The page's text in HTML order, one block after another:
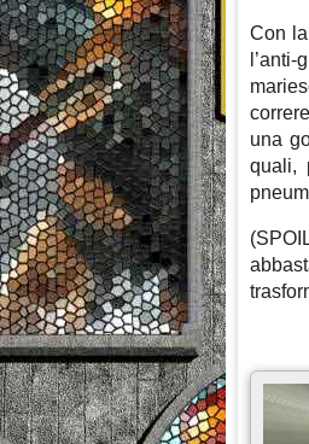
Con
una
quali,